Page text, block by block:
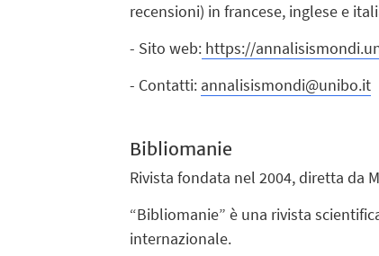
recensioni) in francese, inglese e
- Sito web:https://
- Contatti: annalisismondi@unibo.it
Bibliomanie
Rivista fondata nel 2004, diretta da
“Bibliomanie” è una rivista
internazionale.